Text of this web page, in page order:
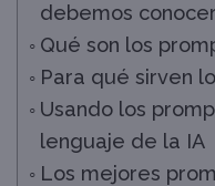
debemos conocer
Qué son los
Para qué sirven
Usando los
lenguaje de la IA
Los mejores